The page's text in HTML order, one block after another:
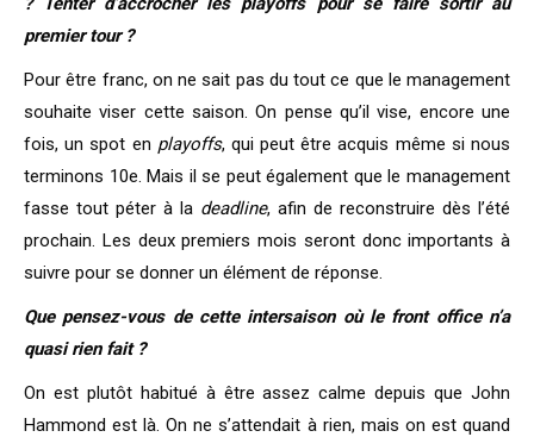
premier tour ?
Pour être franc, on ne sait pas du tout ce que le management
souhaite viser cette saison. On pense qu’il vise, encore une
fois, un spot en playoffs, qui peut être acquis même si nous
terminons 10e. Mais il se peut également que le management
fasse tout péter à la deadline, afin de reconstruire dès l’été
prochain. Les deux premiers mois seront donc importants à
suivre pour se donner un élément de réponse.
Que pensez-vous de cette intersaison où le front office n’a
quasi rien fait ?
On est plutôt habitué à être assez calme depuis que John
Hammond est là. On ne s’attendait à rien, mais on est quand